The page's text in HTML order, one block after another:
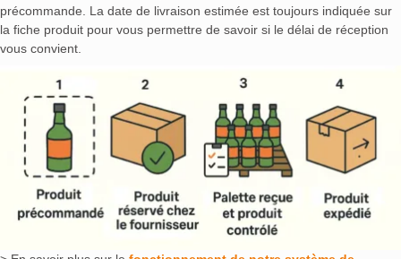
précommande. La date de livraison estimée est toujours indiquée sur
la fiche produit pour vous permettre de savoir si le délai de réception
vous convient.